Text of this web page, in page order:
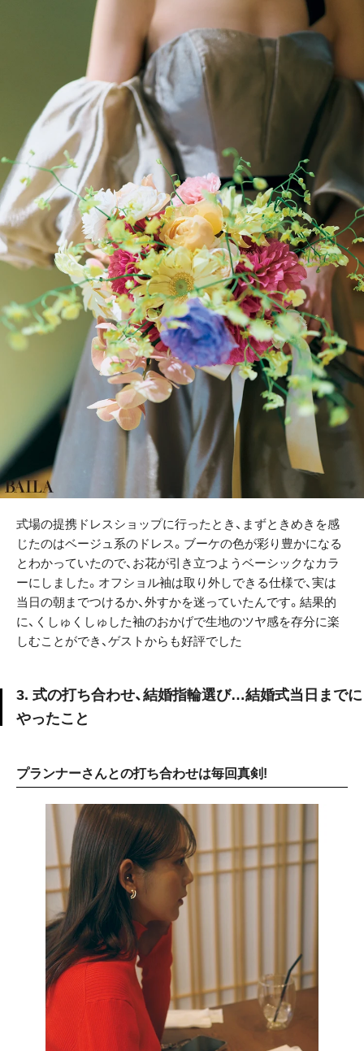
式場の提携ドレスショップに行ったとき、まずときめきを感
じたのはベージュ系のドレス。ブーケの色が彩り豊かになる
とわかっていたので、お花が引き立つようベーシックなカラ
ーにしました。オフショル袖は取り外しできる仕様で、実は
当日の朝までつけるか、外すかを迷っていたんです。結果的
に、くしゅくしゅした袖のおかげで生地のツヤ感を存分に楽
しむことができ、ゲストからも好評でした
3. 式の打ち合わせ、結婚指輪選び…結婚式当日までに
やったこと
プランナーさんとの打ち合わせは毎回真剣!